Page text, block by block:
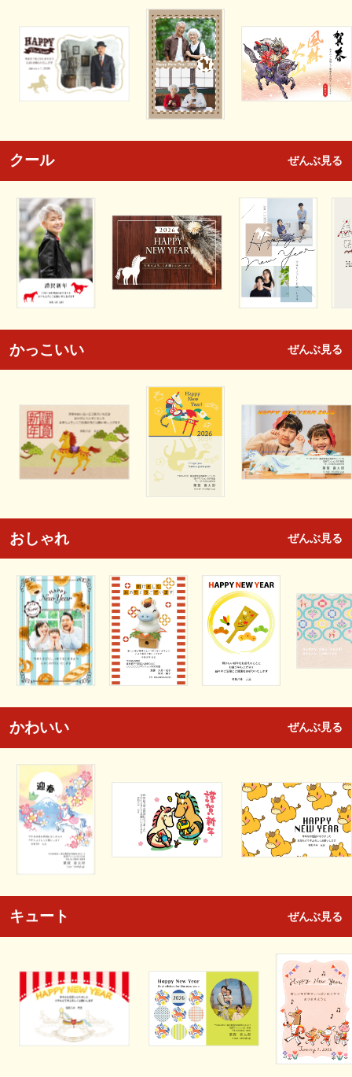
クール ぜんぶ見る
かっこいい ぜんぶ見る
おしゃれ ぜんぶ見る
かわいい ぜんぶ見る
キュート ぜんぶ見る